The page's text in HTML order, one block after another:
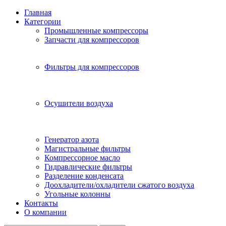
Главная
Категории
Промышленные компрессоры
Запчасти для компрессоров
Фильтры для компрессоров
Осушители воздуха
Генератор азота
Магистральные фильтры
Компрессорное масло
Гидравлические фильтры
Разделение конденсата
Доохладители/охладители сжатого воздуха
Угольные колонны
Контакты
О компании